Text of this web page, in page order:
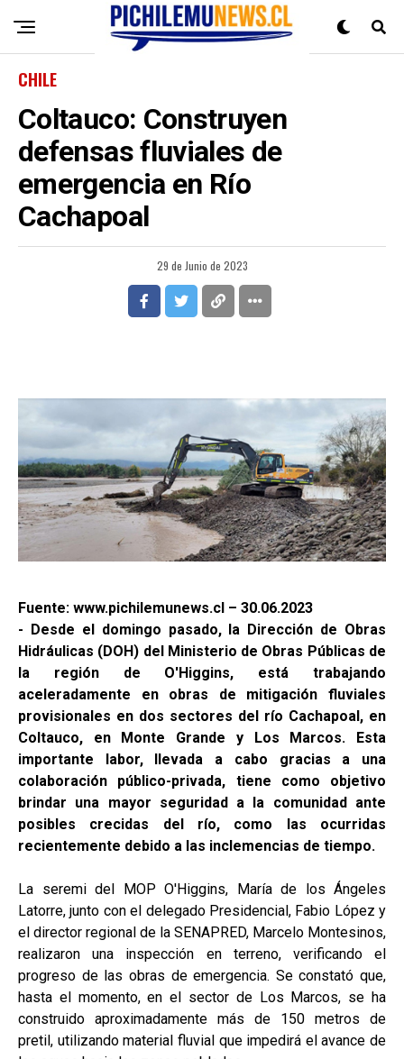
CHILE
Coltauco: Construyen
defensas fluviales de
emergencia en Río
Cachapoal
29 de Junio de 2023
Fuente: www.pichilemunews.cl – 30.06.2023
- Desde el domingo pasado, la Dirección de Obras
Hidráulicas (DOH) del Ministerio de Obras Públicas de
la región de O'Higgins, está trabajando
aceleradamente en obras de mitigación fluviales
provisionales en dos sectores del río Cachapoal, en
Coltauco, en Monte Grande y Los Marcos. Esta
importante labor, llevada a cabo gracias a una
colaboración público-privada, tiene como objetivo
brindar una mayor seguridad a la comunidad ante
posibles crecidas del río, como las ocurridas
recientemente debido a las inclemencias de tiempo.
La seremi del MOP O'Higgins, María de los Ángeles
Latorre, junto con el delegado Presidencial, Fabio López y
el director regional de la SENAPRED, Marcelo Montesinos,
realizaron una inspección en terreno, verificando el
progreso de las obras de emergencia. Se constató que,
hasta el momento, en el sector de Los Marcos, se ha
construido aproximadamente más de 150 metros de
pretil, utilizando material fluvial que impedirá el avance de